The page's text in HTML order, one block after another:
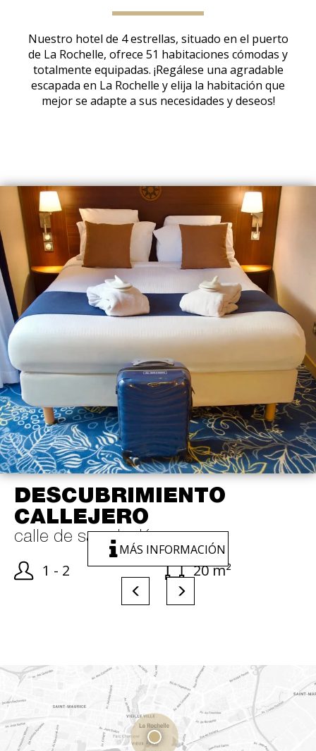
Nuestro hotel de 4 estrellas, situado en el puerto
de La Rochelle, ofrece 51 habitaciones cómodas y
totalmente equipadas. ¡Regálese una agradable
escapada en La Rochelle y elija la habitación que
mejor se adapte a sus necesidades y deseos!
DESCUBRIMIENTO
CALLEJERO
calle de san nicolás
1 - 2 20 m²
MÁS INFORMACIÓN